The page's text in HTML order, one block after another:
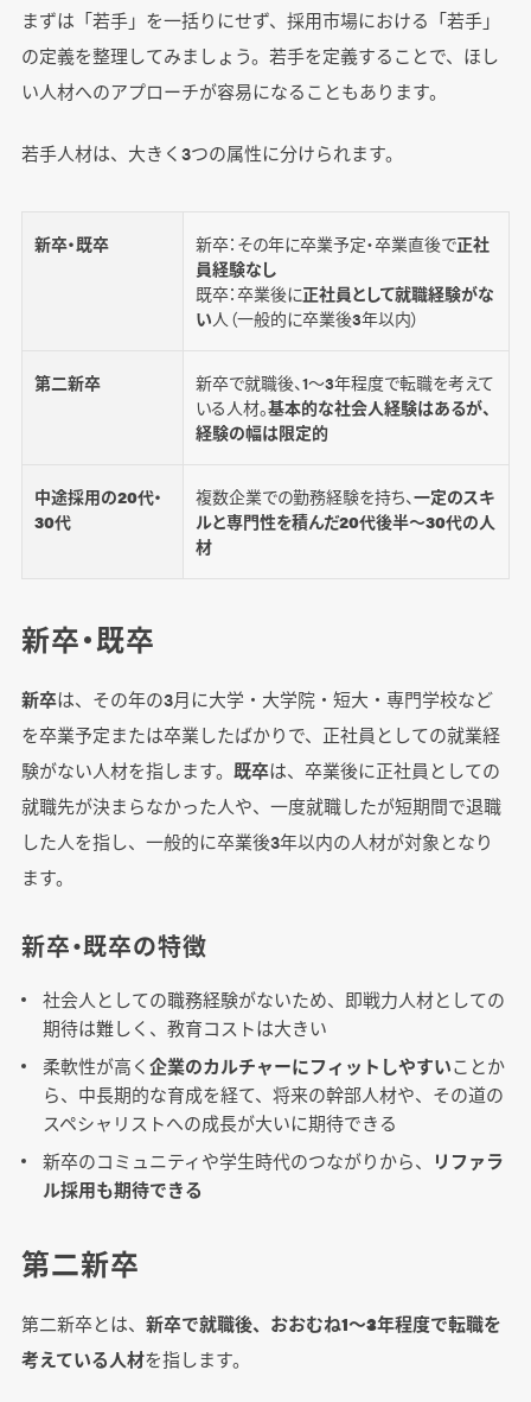
まずは「若手」を一括りにせず、採用市場における「若手」
の定義を整理してみましょう。若手を定義することで、ほし
い人材へのアプローチが容易になることもあります。
若手人材は、大きく3つの属性に分けられます。
新卒・既卒 新卒：その年に卒業予定・卒業直後で正社
員経験なし
既卒：卒業後に正社員として就職経験がな
い 人（一般的に卒業後3年以内）
第二新卒
新卒で就職後、1～3年程度で転職を考えて
いる人材。基本的な社会人経験はあるが、
経験の幅は限定的
中途採用の20代・
30代
複数企業での勤務経験を持ち、一定のスキ
ルと専門性を積んだ20代後半～30代の人
材
新卒・既卒
新卒は、その年の3月に大学・大学院・短大・専門学校など
を卒業予定または卒業したばかりで、正社員としての就業経
験がない人材を指します。 既卒は、卒業後に正社員としての
就職先が決まらなかった人や、一度就職したが短期間で退職
した人を指し、一般的に卒業後3年以内の人材が対象となり
ます。
新卒・既卒の特徴
社会人としての職務経験がないため、即戦力人材としての
期待は難しく、教育コストは大きい
柔軟性が高く企業のカルチャーにフィットしやすいことか
ら、中長期的な育成を経て、将来の幹部人材や、その道の
スペシャリストへの成長が大いに期待できる
新卒のコミュニティや学生時代のつながりから、
リファラ
ル採用も期待できる
第二新卒
第二新卒とは、 新卒で就職後、おおむね1～3年程度で転職を
考えている人材を指します。